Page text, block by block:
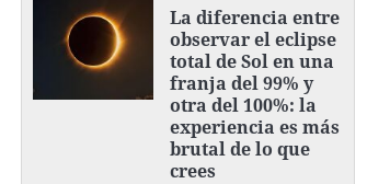
La diferencia entre
observar el eclipse
total de Sol en una
franja del 99% y
otra del 100%: la
experiencia es más
brutal de lo que
crees